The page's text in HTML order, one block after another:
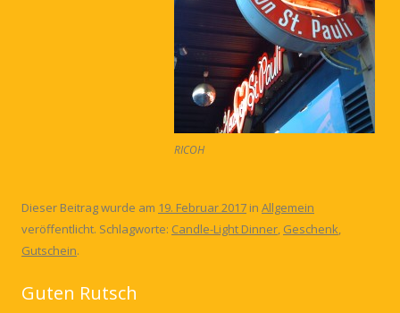
RICOH
Dieser Beitrag wurde am 19. Februar 2017 in Allgemein
veröffentlicht. Schlagworte: Candle-Light Dinner, Geschenk,
Gutschein.
Guten Rutsch